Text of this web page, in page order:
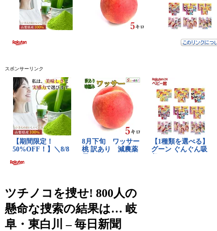
スポンサーリンク
ツチノコを捜せ! 800人の
懸命な捜索の結果は… 岐
阜・東白川 – 毎日新聞